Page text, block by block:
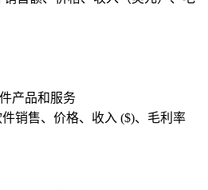
产品和服务
销售、价格、收入 ($)、毛利率